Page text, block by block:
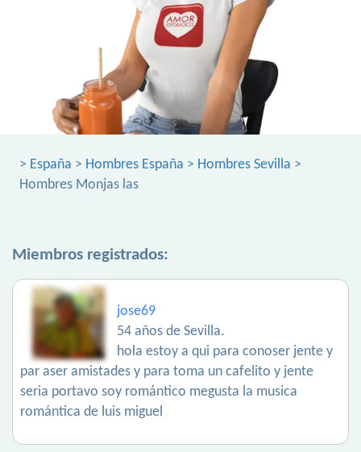
> España > Hombres España > Hombres Sevilla >
Hombres Monjas las
Miembros registrados:
jose69
54 años de Sevilla.
hola estoy a qui para conoser jente y
par aser amistades y para toma un cafelito y jente
seria portavo soy romántico megusta la musica
romántica de luis miguel